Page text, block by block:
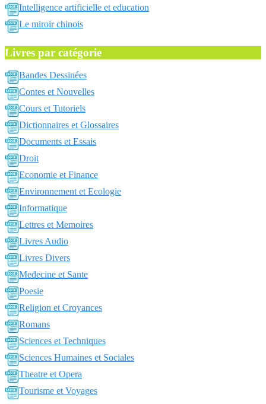
Intelligence artificielle et education
Le miroir chinois
Livres par catégorie
Bandes Dessinées
Contes et Nouvelles
Cours et Tutoriels
Dictionnaires et Glossaires
Documents et Essais
Droit
Economie et Finance
Environnement et Ecologie
Informatique
Lettres et Memoires
Livres Audio
Livres Divers
Medecine et Sante
Poesie
Religion et Croyances
Romans
Sciences et Techniques
Sciences Humaines et Sociales
Theatre et Opera
Tourisme et Voyages